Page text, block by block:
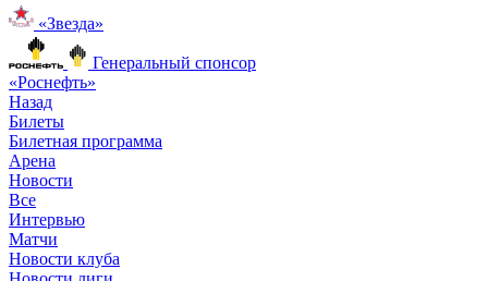
«Звезда»
Генеральный спонсор
«Роснефть»
Назад
Билеты
Билетная программа
Арена
Новости
Все
Интервью
Матчи
Новости клуба